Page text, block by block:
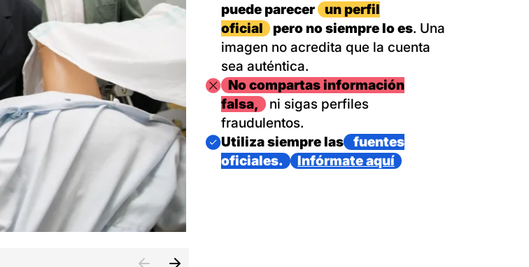
puede parecer
un perfil
oficial
pero no siempre lo es. Una
imagen no acredita que la cuenta
sea auténtica.
ImagenNo compartas información
falsa,
ni sigas perfiles
fraudulentos.
Imagen
Utiliza siempre las
fuentes
oficiales.
Infórmate aquí